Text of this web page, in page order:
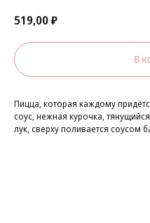
519,00₽
В
Пицца, которая каждому
соус, нежная курочка,
лук, сверху поливается соусом